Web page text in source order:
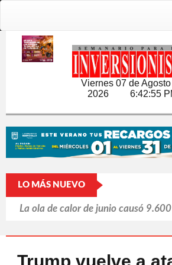
Viernes 07 de
2026 6:42:56
LO MÁS NUEVO
La ola de calor de junio causó 9.600
Japón y las armas nucleares: un